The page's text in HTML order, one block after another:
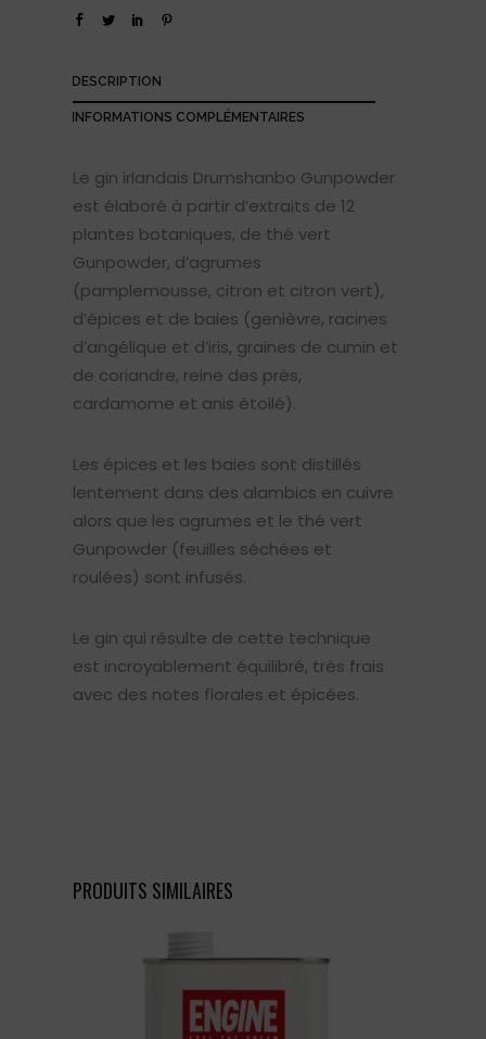
DESCRIPTION
INFORMATIONS COMPLÉMENTAIRES
Le gin irlandais Drumshanbo Gunpowder
est élaboré à partir d’extraits de 12
plantes botaniques, de thé vert
Gunpowder, d’agrumes
(pamplemousse, citron et citron vert),
d’épices et de baies (genièvre, racines
d’angélique et d’iris, graines de cumin et
de coriandre, reine des près,
cardamome et anis étoilé).
Les épices et les baies sont distillés
lentement dans des alambics en cuivre
alors que les agrumes et le thé vert
Gunpowder (feuilles séchées et
roulées) sont infusés.
Le gin qui résulte de cette technique
est incroyablement équilibré, très frais
avec des notes florales et épicées.
PRODUITS SIMILAIRES